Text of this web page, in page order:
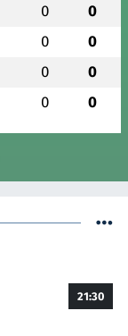
0 0
0 0
0 0
0 0
21:30